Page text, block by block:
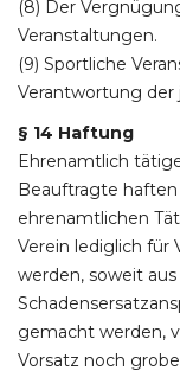
(8) Der
Veranstaltungen.
(9) Sportliche
Verantwortung der
§ 14 Haftung
Ehrenamtlich
Beauftragte haften
ehrenamtlichen
Verein lediglich für
werden, soweit
gemacht werden,
Vorsatz noch